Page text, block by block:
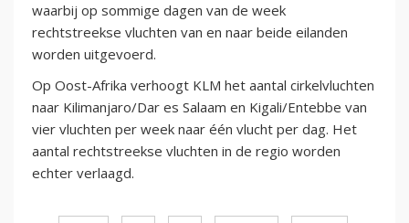
waarbij op sommige dagen van de week
rechtstreekse vluchten van en naar beide eilanden
worden uitgevoerd.
Op Oost-Afrika verhoogt KLM het aantal cirkelvluchten
naar Kilimanjaro/Dar es Salaam en Kigali/Entebbe van
vier vluchten per week naar één vlucht per dag. Het
aantal rechtstreekse vluchten in de regio worden
echter verlaagd.